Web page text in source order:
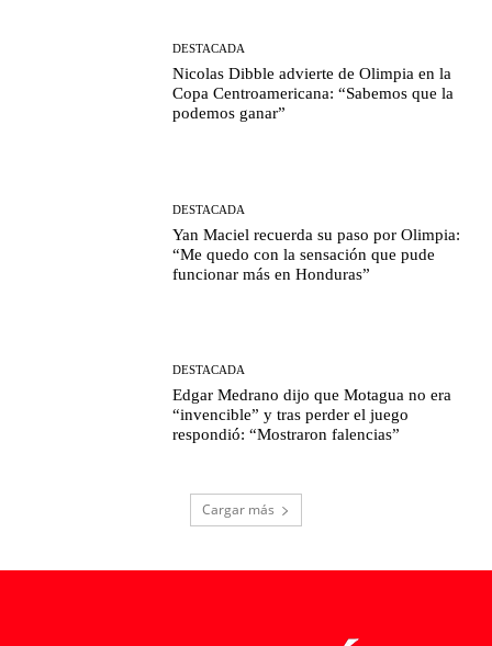
DESTACADA
Nicolas Dibble advierte de Olimpia en la
Copa Centroamericana: “Sabemos que la
podemos ganar”
DESTACADA
Yan Maciel recuerda su paso por Olimpia:
“Me quedo con la sensación que pude
funcionar más en Honduras”
DESTACADA
Edgar Medrano dijo que Motagua no era
“invencible” y tras perder el juego
respondió: “Mostraron falencias”
Cargar más